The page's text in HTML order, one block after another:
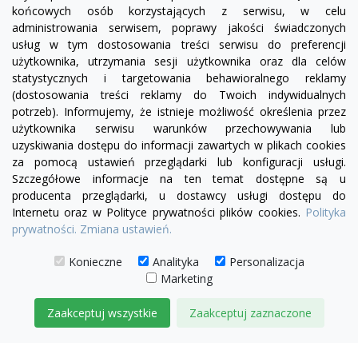
FacebookYouTubePinterest
końcowych osób korzystających z serwisu, w celu
administrowania serwisem, poprawy jakości świadczonych
usług w tym dostosowania treści serwisu do preferencji
użytkownika, utrzymania sesji użytkownika oraz dla celów
statystycznych i targetowania behawioralnego reklamy
(dostosowania treści reklamy do Twoich indywidualnych
potrzeb). Informujemy, że istnieje możliwość określenia przez
użytkownika serwisu warunków przechowywania lub
uzyskiwania dostępu do informacji zawartych w plikach cookies
za pomocą ustawień przeglądarki lub konfiguracji usługi.
Szczegółowe informacje na ten temat dostępne są u
producenta przeglądarki, u dostawcy usługi dostępu do
Internetu oraz w Polityce prywatności plików cookies. Polityka
prywatności. Zmiana ustawień.
Konieczne Analityka
Personalizacja
Marketing
Zaakceptuj wszystkie Zaakceptuj zaznaczone
PRODUKTY

INFORMACJE
